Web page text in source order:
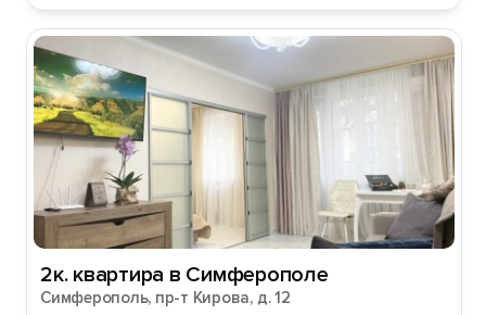
2к. квартира в Симферополе
Симферополь, пр-т Кирова, д. 12